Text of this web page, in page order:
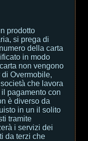
prodotto
si prega di
della carta
in modo
non vengono
Overmobile,
che lavora
pagamento con
è diverso da
in un il solito
tramite
i servizi dei
da terzi che